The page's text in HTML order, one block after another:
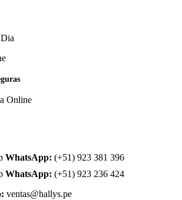
Online
WhatsApp: (+51) 923 381 396
WhatsApp: (+51) 923 236 424
ventas@hallys.pe